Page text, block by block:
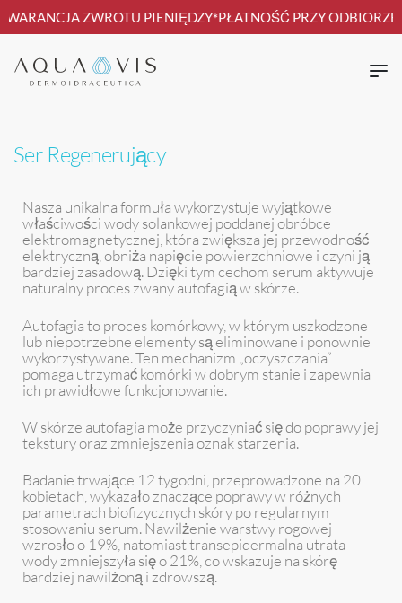
ZWROTU PIENIĘDZY*PŁATNOŚĆ PRZY ODBIORZE
Ser Regenerujący
Nasza unikalna formuła wykorzystuje wyjątkowe
właściwości wody solankowej poddanej obróbce
elektromagnetycznej, która zwiększa jej przewodność
elektryczną, obniża napięcie powierzchniowe i czyni ją
bardziej zasadową. Dzięki tym cechom serum aktywuje
naturalny proces zwany autofagią w skórze.
Autofagia to proces komórkowy, w którym uszkodzone
lub niepotrzebne elementy są eliminowane i ponownie
wykorzystywane. Ten mechanizm „oczyszczania”
pomaga utrzymać komórki w dobrym stanie i zapewnia
ich prawidłowe funkcjonowanie.
W skórze autofagia może przyczyniać się do poprawy jej
tekstury oraz zmniejszenia oznak starzenia.
Badanie trwające 12 tygodni, przeprowadzone na 20
kobietach, wykazało znaczące poprawy w różnych
parametrach biofizycznych skóry po regularnym
stosowaniu serum. Nawilżenie warstwy rogowej
wzrosło o 19%, natomiast transepidermalna utrata
wody zmniejszyła się o 21%, co wskazuje na skórę
bardziej nawilżoną i zdrowszą.